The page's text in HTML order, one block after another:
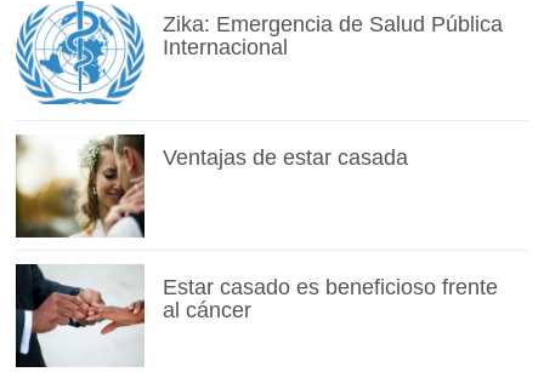
Zika: Emergencia de Salud Pública
Internacional
Ventajas de estar casada
Estar casado es beneficioso frente
al cáncer